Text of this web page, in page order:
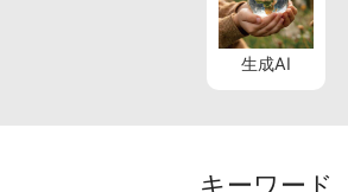
生成AI
キーワード